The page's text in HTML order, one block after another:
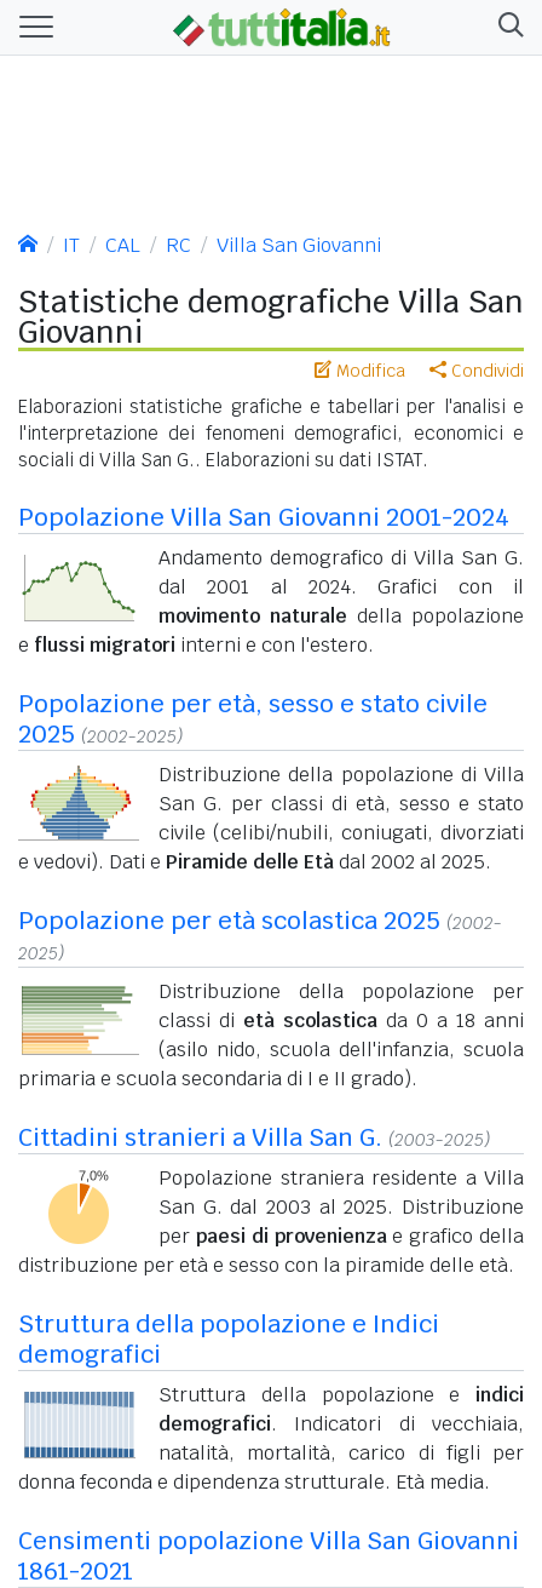
IT CAL RC Villa San Giovanni
Statistiche demografiche Villa San
Giovanni
Modifica Condividi
Elaborazioni statistiche grafiche e tabellari per l'analisi e
l'interpretazione dei fenomeni demografici, economici e
sociali di Villa San G.. Elaborazioni su dati ISTAT.
Popolazione Villa San Giovanni 2001-2024
Andamento demografico di Villa San G.
dal 2001 al 2024. Grafici con il
movimento naturale della popolazione
e flussi migratori interni e con l'estero.
Popolazione per età, sesso e stato civile
2025 (2002-2025)
Distribuzione della popolazione di Villa
San G. per classi di età, sesso e stato
civile (celibi/nubili, coniugati, divorziati
e vedovi). Dati e Piramide delle Etàdal 2002 al 2025.
Popolazione per età scolastica 2025 (2002-
2025)
Distribuzione della popolazione per
classi di età scolastica da 0 a 18 anni
(asilo nido, scuola dell'infanzia, scuola
primaria e scuola secondaria di I e II grado).
Cittadini stranieri a Villa San G. (2003-2025)
Popolazione straniera residente a Villa
San G. dal 2003 al 2025. Distribuzione
per paesi di provenienzae grafico della
distribuzione per età e sesso con la piramide delle età.
Struttura della popolazione e Indici
demografici
Struttura della popolazione e indici
demografici. Indicatori di vecchiaia,
natalità, mortalità, carico di figli per
donna feconda e dipendenza strutturale. Età media.
Censimenti popolazione Villa San Giovanni
1861-2021